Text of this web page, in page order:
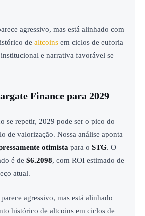
agressivo, mas está alinhado com
de altcoins em ciclos de euforia
e narrativa favorável se
Finance para 2029
se repetir, 2029 pode ser o pico do
de valorização. Nossa análise aponta
otimista para o STG. O
é de $6.2098, com ROI estimado de
atual.
parece agressivo, mas está alinhado
histórico de altcoins em ciclos de